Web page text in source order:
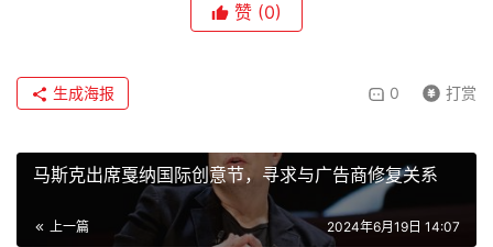
赞 (0)
0 打赏
生成海报
马斯克出席戛纳国际创意节，寻求与广告商修复关系
上一篇 2024年6月19日 14:07